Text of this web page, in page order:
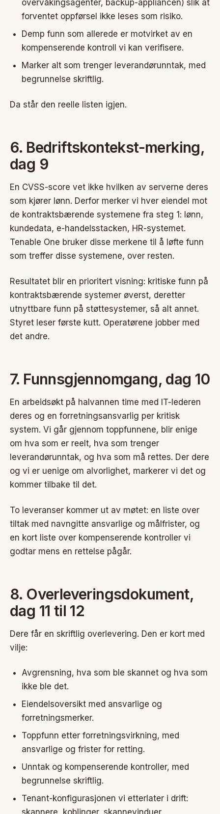
overvåkingsagenter, backup-appliancen) slik at
forventet oppførsel ikke leses som risiko.
Demp funn som allerede er motvirket av en
kompenserende kontroll vi kan verifisere.
Marker alt som trenger leverandørunntak, med
begrunnelse skriftlig.
Da står den reelle listen igjen.
6. Bedriftskontekst-merking,
dag 9
En CVSS-score vet ikke hvilken av serverne deres
som kjører lønn. Derfor merker vi hver eiendel mot
de kontraktsbærende systemene fra steg 1: lønn,
kundedata, e-handelsstacken, HR-systemet.
Tenable One bruker disse merkene til å løfte funn
som treffer disse systemene, over resten.
Resultatet blir en prioritert visning: kritiske funn på
kontraktsbærende systemer øverst, deretter
utnyttbare funn på støttesystemer, så alt annet.
Styret leser første kutt. Operatørene jobber med
det andre.
7. Funnsgjennomgang, dag 10
En arbeidsøkt på halvannen time med IT-lederen
deres og en forretningsansvarlig per kritisk
system. Vi går gjennom toppfunnene, blir enige
om hva som er reelt, hva som trenger
leverandørunntak, og hva som må rettes. Der dere
og vi er uenige om alvorlighet, markerer vi det og
kommer tilbake til det.
To leveranser kommer ut av møtet: en liste over
tiltak med navngitte ansvarlige og målfrister, og
en kort liste over kompenserende kontroller vi
godtar mens en rettelse pågår.
8. Overleveringsdokument,
dag 11 til 12
Dere får en skriftlig overlevering. Den er kort med
vilje:
Avgrensning, hva som ble skannet og hva som
ikke ble det.
Eiendelsoversikt med ansvarlige og
forretningsmerker.
Toppfunn etter forretningsvirkning, med
ansvarlige og frister for retting.
Unntak og kompenserende kontroller, med
begrunnelse skriftlig.
Tenant-konfigurasjonen vi etterlater i drift: